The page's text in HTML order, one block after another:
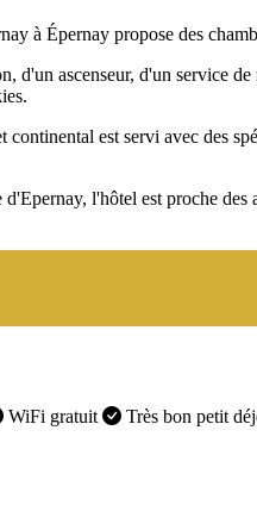
à Épernay propose des
d'un ascenseur, d'un service
est servi avec des
d'Epernay, l'hôtel est proche
WiFi gratuit Très bon petit